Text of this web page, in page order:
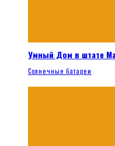
Умный Дом в штате
Солнечные батареи